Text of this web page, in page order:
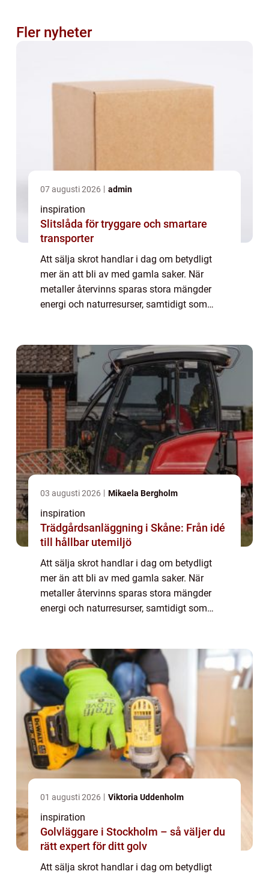
Fler nyheter
07 augusti 2026 admin
inspiration
Slitslåda för tryggare och smartare
transporter
Att sälja skrot handlar i dag om betydligt
mer än att bli av med gamla saker. När
metaller återvinns sparas stora mängder
energi och naturresurser, samtidigt som
tip...
03 augusti 2026 Mikaela Bergholm
inspiration
Trädgårdsanläggning i Skåne: Från idé
till hållbar utemiljö
Att sälja skrot handlar i dag om betydligt
mer än att bli av med gamla saker. När
metaller återvinns sparas stora mängder
energi och naturresurser, samtidigt som
tip...
01 augusti 2026 Viktoria Uddenholm
inspiration
Golvläggare i Stockholm – så väljer du
rätt expert för ditt golv
Att sälja skrot handlar i dag om betydligt